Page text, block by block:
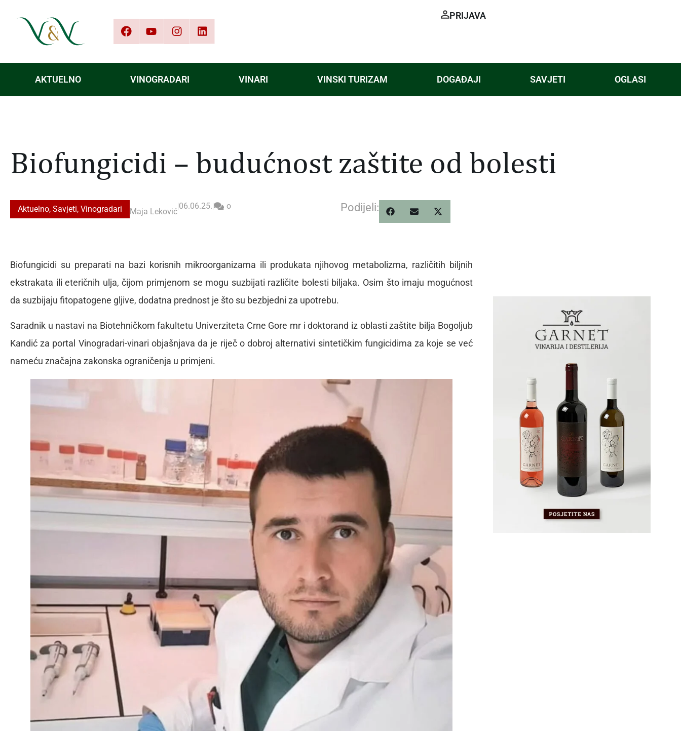
PRIJAVA
AKTUELNO VINOGRADARI VINARI VINSKI TURIZAM DOGAĐAJI SAVJETI OGLASI
Biofungicidi – budućnost zaštite od bolesti
Aktuelno, Savjeti, Vinogradari Maja Leković
06.06.25. o Podijeli:
Biofungicidi su preparati na bazi korisnih mikroorganizama ili produkata njihovog metabolizma, različitih biljnih
ekstrakata ili eteričnih ulja, čijom primjenom se mogu suzbijati različite bolesti biljaka. Osim što imaju mogućnost
da suzbijaju fitopatogene gljive, dodatna prednost je što su bezbjedni za upotrebu.
Saradnik u nastavi na Biotehničkom fakultetu Univerziteta Crne Gore mr i doktorand iz oblasti zaštite bilja Bogoljub
Kandić za portal Vinogradari-vinari objašnjava da je riječ o dobroj alternativi sintetičkim fungicidima za koje se već
nameću značajna zakonska ograničenja u primjeni.